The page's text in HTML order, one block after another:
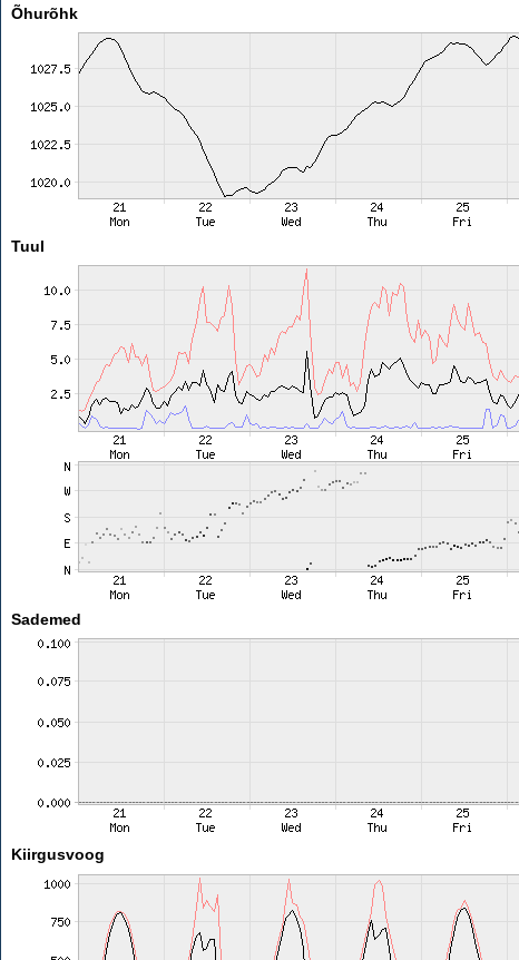
Õhurõhk
Tuul
Sademed
Kiirgusvoog